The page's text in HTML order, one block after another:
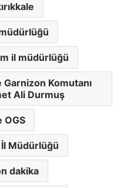
il müdürlüğü
Garnizon Komutanı
Ali Durmuş
OGS
İl Müdürlüğü
dakika